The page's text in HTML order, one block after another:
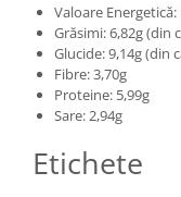
Valoare
Grăsimi: 6,82g (din
Glucide: 9,14g (din
Fibre: 3,70g
Proteine: 5,99g
Sare: 2,94g
Etichete